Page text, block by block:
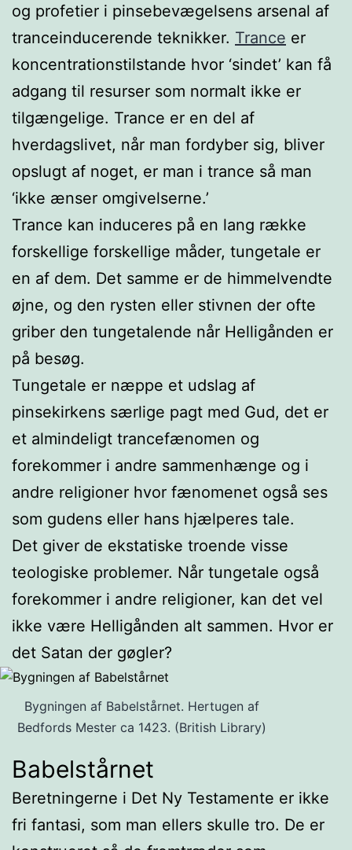
og profetier i pinsebevægelsens arsenal af
tranceinducerende teknikker. Trance er
koncentrationstilstande hvor ‘sindet’ kan få
adgang til resurser som normalt ikke er
tilgængelige. Trance er en del af
hverdagslivet, når man fordyber sig, bliver
opslugt af noget, er man i trance så man
‘ikke ænser omgivelserne.’
Trance kan induceres på en lang række
forskellige forskellige måder, tungetale er
en af dem. Det samme er de himmelvendte
øjne, og den rysten eller stivnen der ofte
griber den tungetalende når Helligånden er
på besøg.
Tungetale er næppe et udslag af
pinsekirkens særlige pagt med Gud, det er
et almindeligt trancefænomen og
forekommer i andre sammenhænge og i
andre religioner hvor fænomenet også ses
som gudens eller hans hjælperes tale.
Det giver de ekstatiske troende visse
teologiske problemer. Når tungetale også
forekommer i andre religioner, kan det vel
ikke være Helligånden alt sammen. Hvor er
det Satan der gøgler?
Bygningen af Babelstårnet. Hertugen af
Bedfords Mester ca 1423. (British Library)
Babelstårnet
Beretningerne i Det Ny Testamente er ikke
fri fantasi, som man ellers skulle tro. De er